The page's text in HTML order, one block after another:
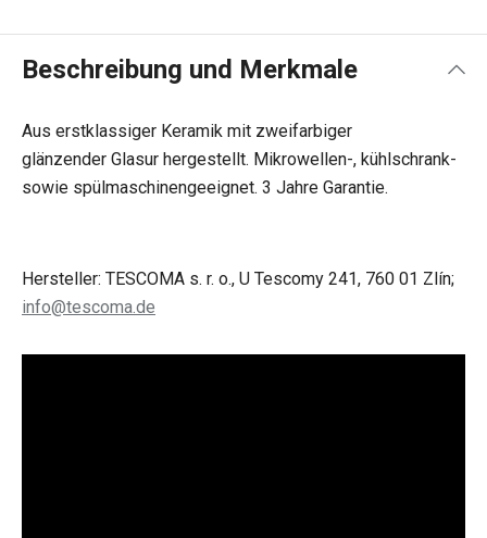
Beschreibung und Merkmale
Aus erstklassiger Keramik mit zweifarbiger
glänzender Glasur hergestellt. Mikrowellen-, kühlschrank-
sowie spülmaschinengeeignet. 3 Jahre Garantie.
Hersteller: TESCOMA s. r. o., U Tescomy 241, 760 01 Zlín;
info@tescoma.de